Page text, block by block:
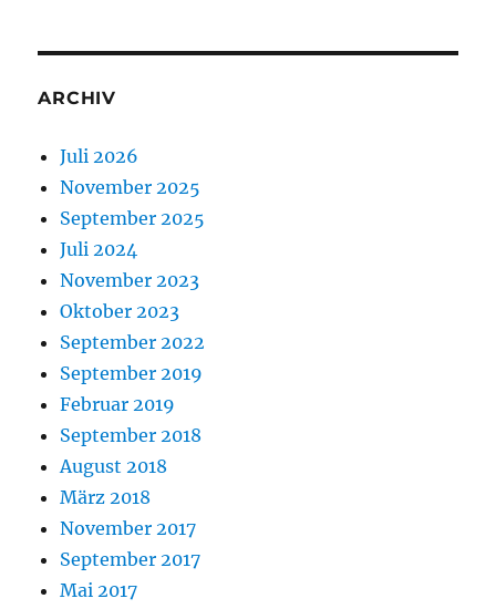
ARCHIV
Juli 2026
November 2025
September 2025
Juli 2024
November 2023
Oktober 2023
September 2022
September 2019
Februar 2019
September 2018
August 2018
März 2018
November 2017
September 2017
Mai 2017